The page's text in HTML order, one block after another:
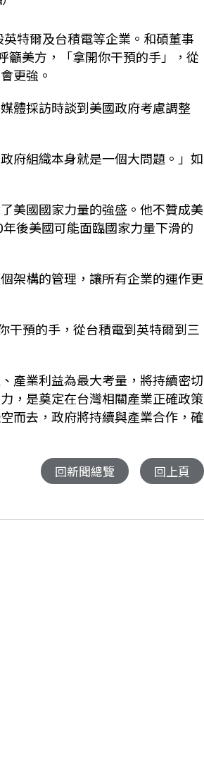
特爾及台積電等企業。和碩董事
籲美方，「拿開你干預的手」，從
更強。
體採訪時談到美國政府考慮調整
府組織本身就是一個大問題。」如
美國國家力量的強盛。他不贊成美
後美國可能面臨國家力量下滑的
架構的管理，讓所有企業的運作更
干預的手，從台積電到英特爾到三
產業利益為最大考量，將持續密切
，是奠定在台灣相關產業正確政策
而去，政府將持續與產業合作，確
回新聞總覽 回上頁